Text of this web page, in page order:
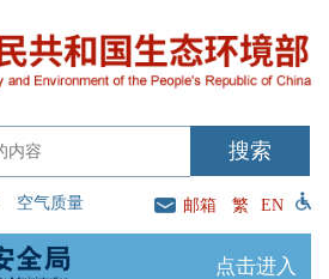
空气质量 邮箱 繁 EN
点击进入